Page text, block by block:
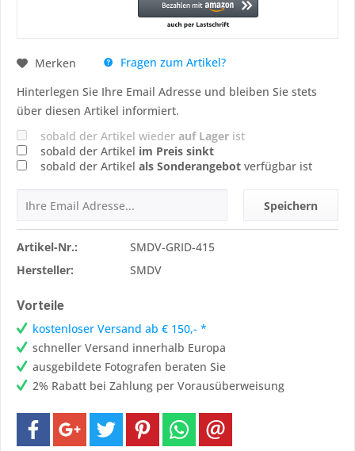
Merken
Fragen zum Artikel?
Hinterlegen Sie Ihre Email Adresse und bleiben Sie stets
über diesen Artikel informiert.
sobald der Artikel wieder auf Lager ist
sobald der Artikel im Preis sinkt
sobald der Artikel als Sonderangebot verfügbar ist
Speichern
Artikel-Nr.:
SMDV-GRID-415
Hersteller:
SMDV
Vorteile
kostenloser Versand ab € 150,- *
schneller Versand innerhalb Europa
ausgebildete Fotografen beraten Sie
2% Rabatt bei Zahlung per Vorausüberweisung